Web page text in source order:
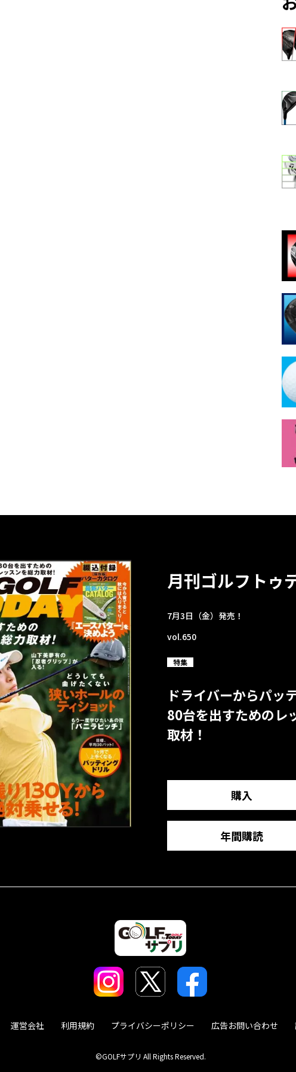
月刊ゴルフトゥ
7月3日（金）発売！
vol.650
特集
ドライバーからパッ
80台を出すためのレ
取材！
購入
年間購読
運営会社 利用規約 プライバシーポリシー 広告お問い合わせ
©GOLFサプリ All Rights Reserved.